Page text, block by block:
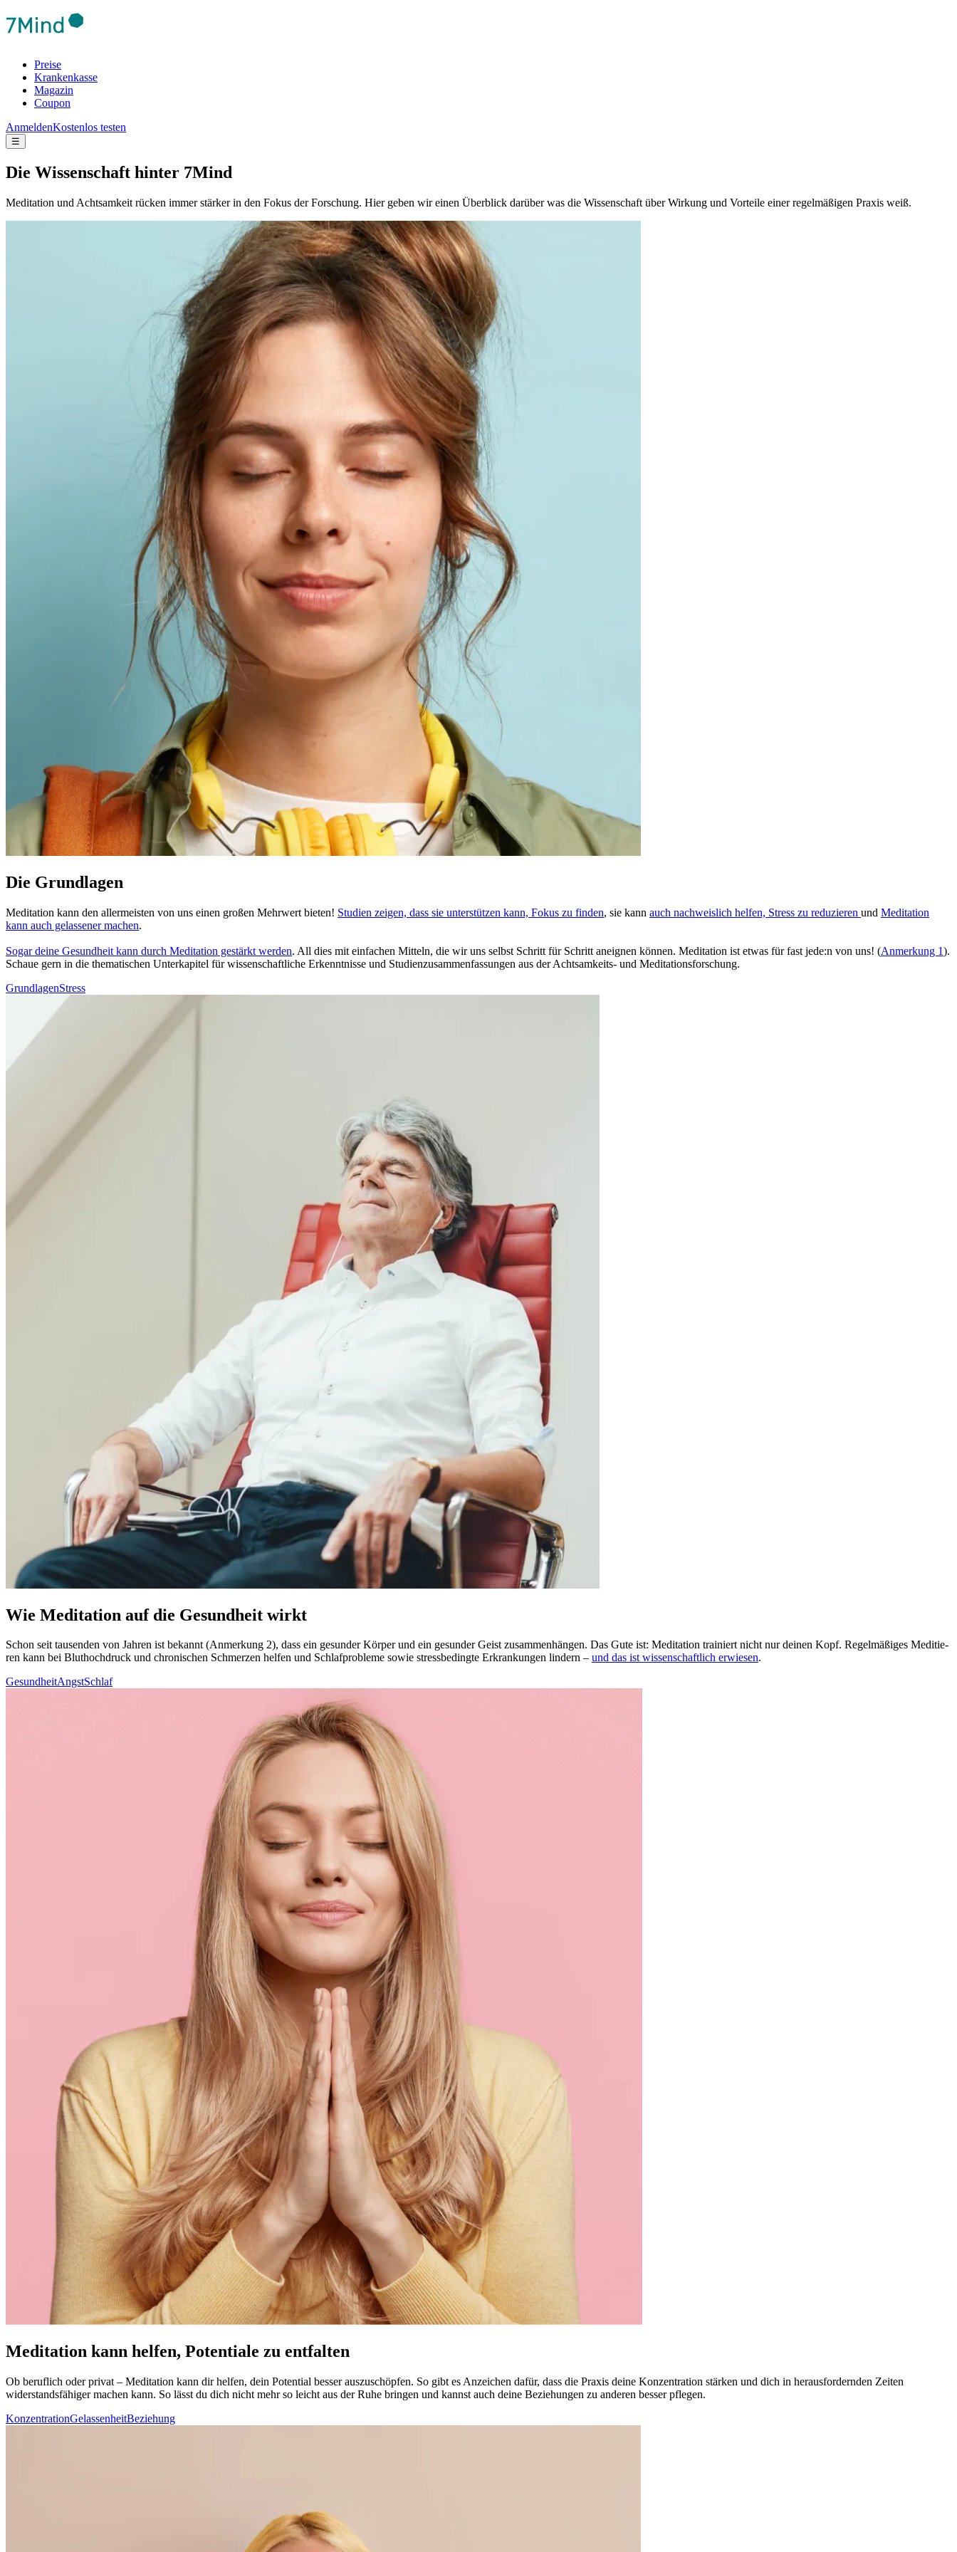
Preise
Krankenkasse
Magazin
Coupon
AnmeldenKostenlos testen
☰
Die Wis­sen­schaft hinter 7Mind
Meditation und Achtsamkeit rücken immer stärker in den Fokus der Forschung. Hier geben wir einen Überblick darüber was die Wissenschaft über Wirkung und Vorteile einer regelmäßigen Praxis weiß.
Die Grundlagen
Meditation kann den allermeisten von uns einen großen Mehrwert bieten! Stu­dien zeigen, dass sie unterstützen kann, Fokus zu finden, sie kann auch nachweislich helfen, Stress zu redu­zie­ren und Meditation
kann auch gelas­se­ner machen.
Sogar deine Gesund­heit kann durch Medi­ta­tion gestärkt werden. All dies mit ein­fa­chen Mit­teln, die wir uns selbst Schritt für Schritt aneignen können. Meditation ist etwas für fast jede:n von uns! (Anmerkung 1).
Schaue gern in die thematischen Unterkapitel für wissenschaftliche Erkenntnisse und Studienzusammenfassungen aus der Achtsamkeits- und Meditationsforschung.
GrundlagenStress
Wie Meditation auf die Gesundheit wirkt
Schon seit tau­sen­den von Jahren ist bekannt (Anmerkung 2), dass ein gesun­der Körper und ein gesun­der Geist zusam­men­hän­gen. Das Gute ist: Medi­ta­tion trai­niert nicht nur deinen Kopf. Regel­mä­ßi­ges Medi­tie­
ren kann bei Blut­hoch­druck und chronischen Schmerzen helfen und Schlaf­pro­ble­me sowie stress­be­ding­te Erkran­kun­gen lindern – und das ist wissenschaftlich erwiesen.
GesundheitAngstSchlaf
Meditation kann helfen, Potentiale zu entfalten
Ob beruf­lich oder privat – Medi­ta­tion kann dir helfen, dein Potential besser auszuschöpfen. So gibt es Anzeichen dafür, dass die Praxis deine Konzentration stärken und dich in herausfordernden Zeiten
widerstandsfähiger machen kann. So lässt du dich nicht mehr so leicht aus der Ruhe brin­gen und kannst auch deine Beziehungen zu anderen besser pflegen.
KonzentrationGelassenheitBeziehung